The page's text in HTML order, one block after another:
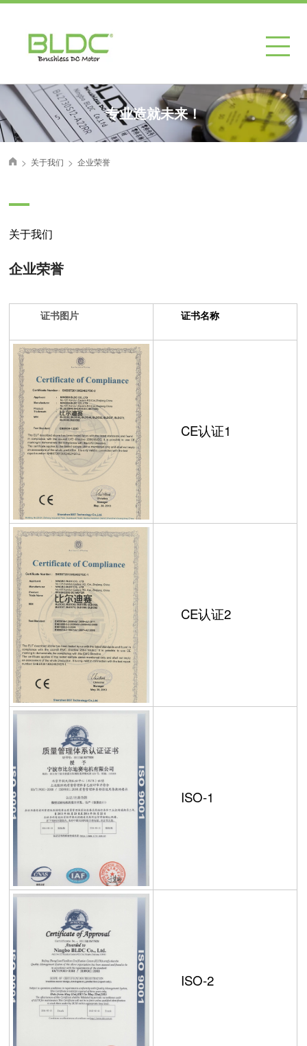
专业造就未来！
首页
> 关于我们 > 企业荣誉
关于我们
企业荣誉
证书图片 证书名称
CE认证1
CE认证2
ISO-1
ISO-2